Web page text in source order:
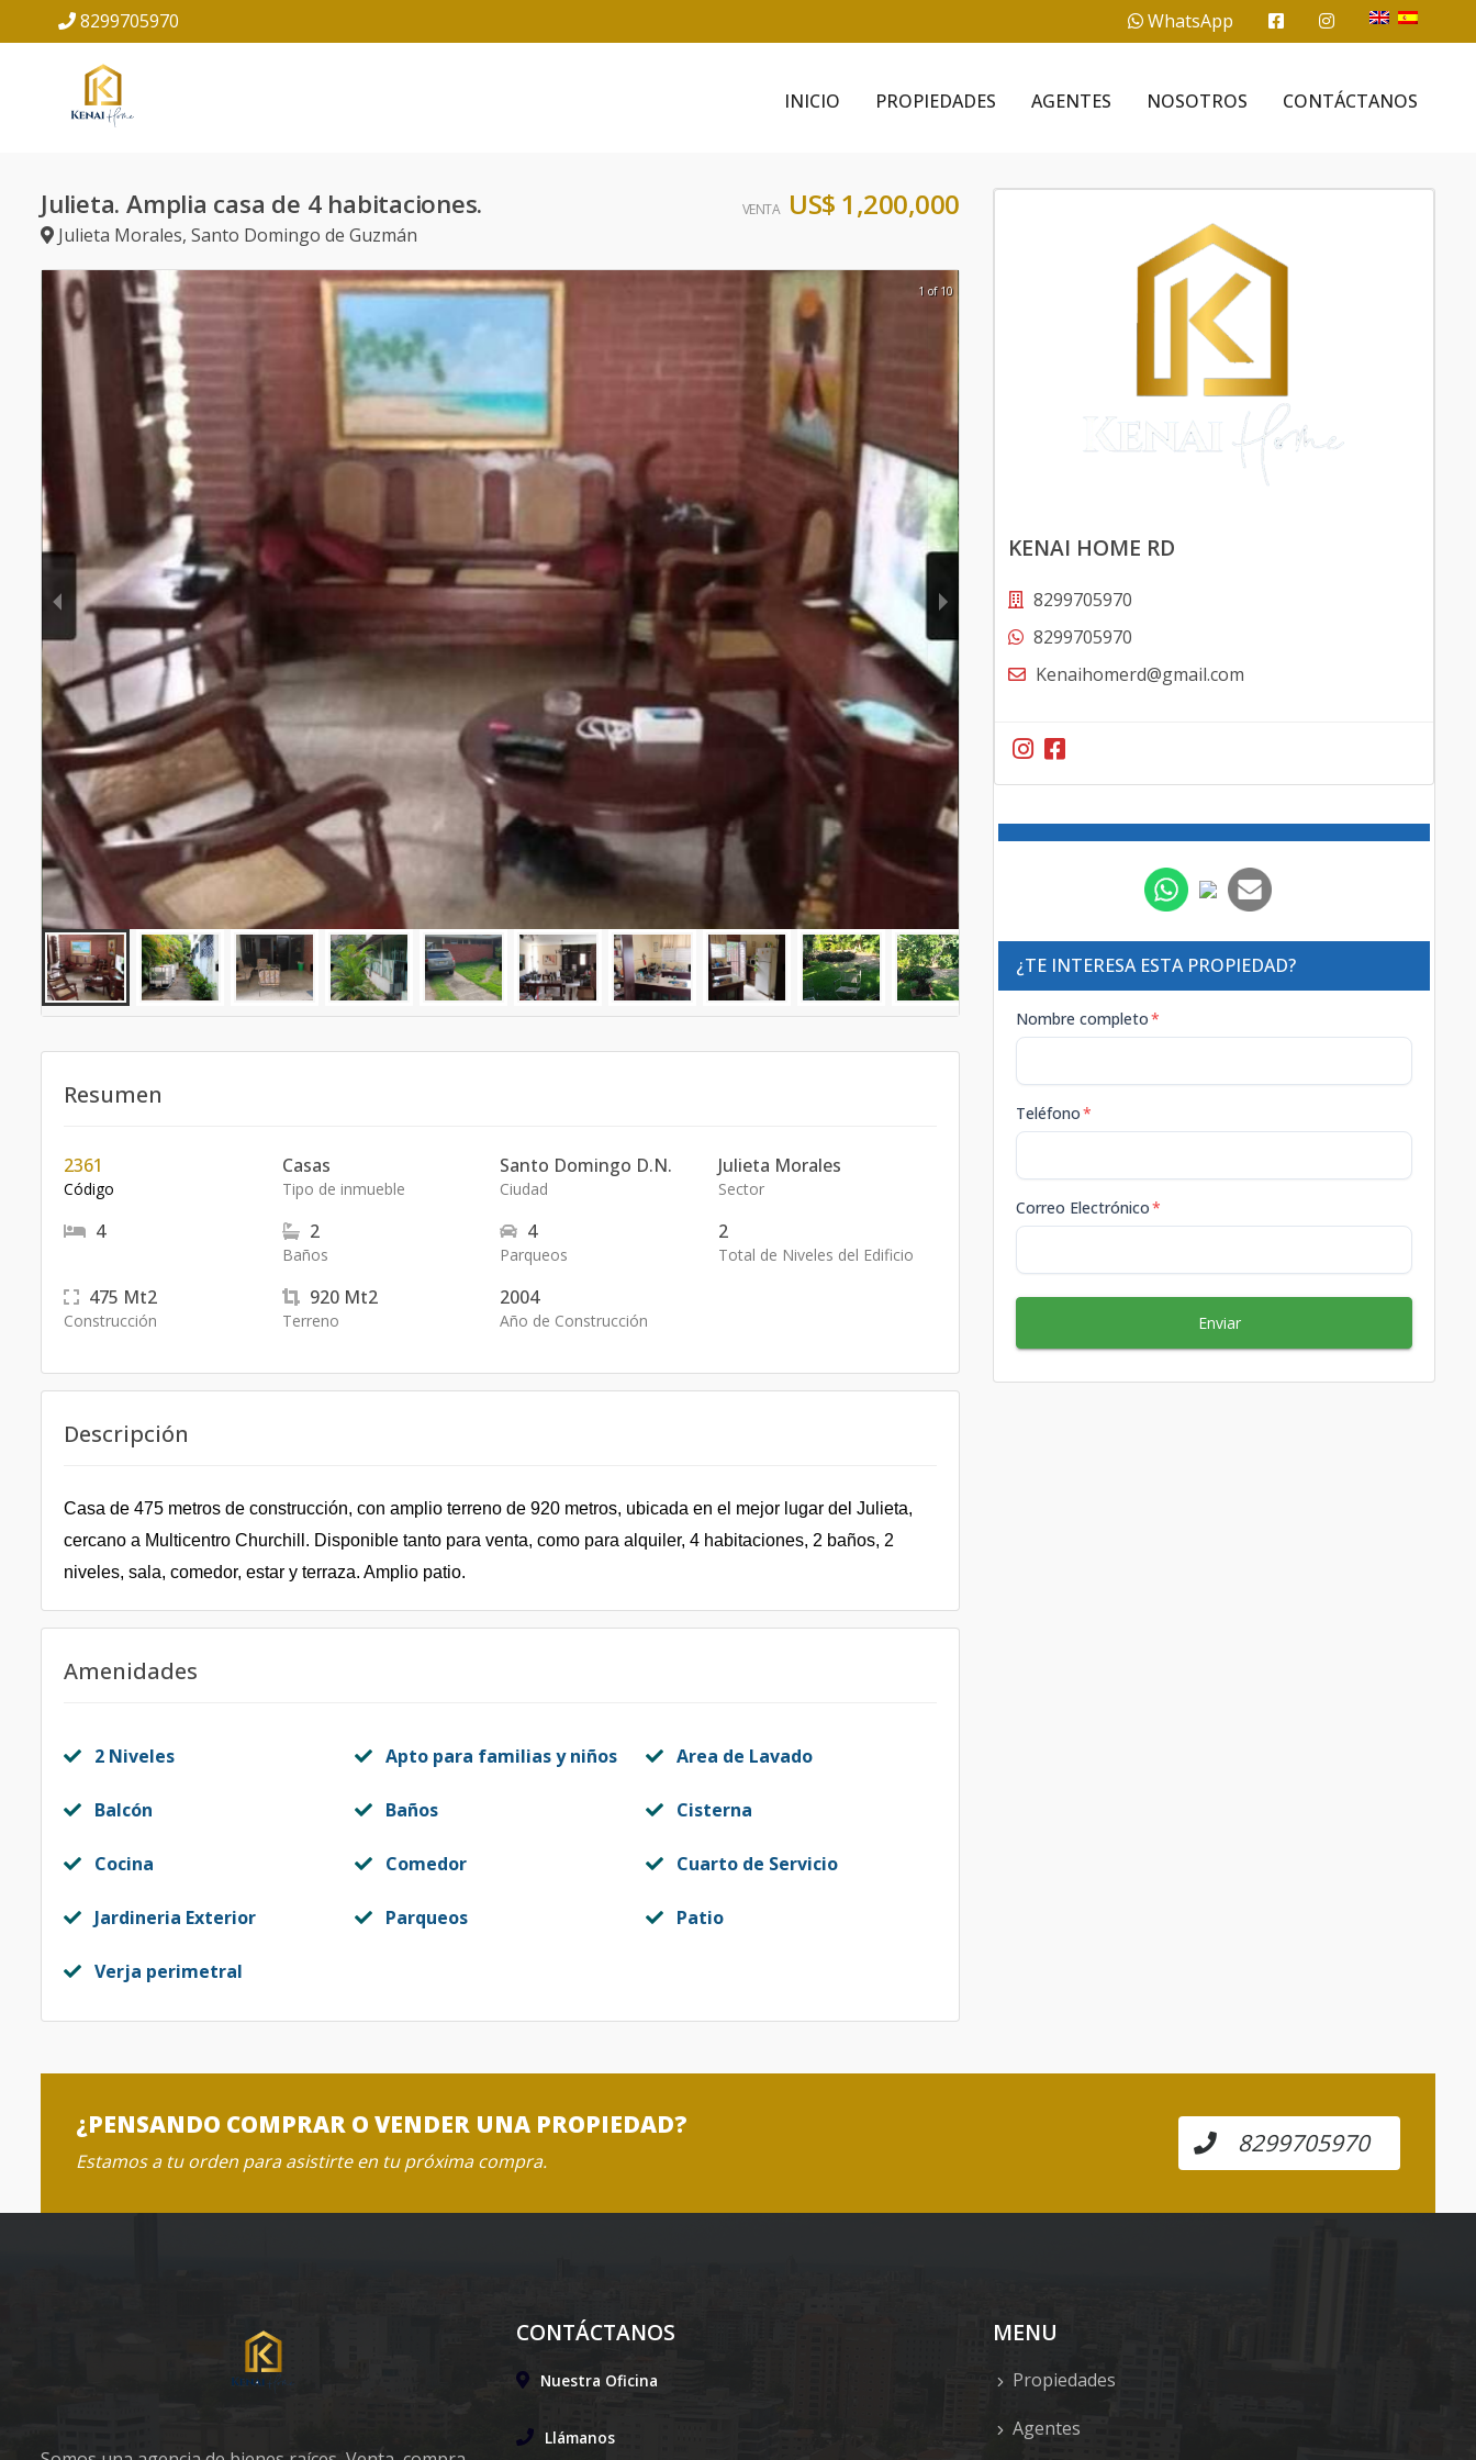
8299705970 WhatsApp
INICIO PROPIEDADES AGENTES NOSOTROS CONTÁCTANOS
Julieta. Amplia casa de 4 habitaciones.
Julieta Morales, Santo Domingo de Guzmán
VENTA US$ 1,200,000
1 of 10
Resumen
2361
Código
Casas
Tipo de inmueble
Santo Domingo D.N.
Ciudad
Julieta Morales
Sector
4 2
Baños
4
Parqueos
2
Total de Niveles del Edificio
475 Mt2
Construcción
920 Mt2
Terreno
2004
Año de Construcción
Descripción
Casa de 475 metros de construcción, con amplio terreno de 920 metros, ubicada en el mejor lugar del Julieta,
cercano a Multicentro Churchill. Disponible tanto para venta, como para alquiler, 4 habitaciones, 2 baños, 2
niveles, sala, comedor, estar y terraza. Amplio patio.
Amenidades
2 Niveles Apto para familias y niños Area de Lavado
Balcón Baños Cisterna
Cocina Comedor Cuarto de Servicio
Jardineria Exterior Parqueos Patio
Verja perimetral
KENAI HOME RD
8299705970
8299705970
Kenaihomerd@gmail.com
¿TE INTERESA ESTA PROPIEDAD?
Nombre completo*
Teléfono*
Correo Electrónico*
Enviar
¿PENSANDO COMPRAR O VENDER UNA PROPIEDAD?
Estamos a tu orden para asistirte en tu próxima compra.
8299705970
CONTÁCTANOS
Nuestra Oficina
Llámanos
MENU
Propiedades
Agentes